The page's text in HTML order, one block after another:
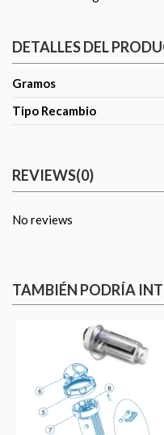
DETALLES DEL
Gramos
Tipo Recambio
REVIEWS(0)
No reviews
TAMBIÉN PODRÍA